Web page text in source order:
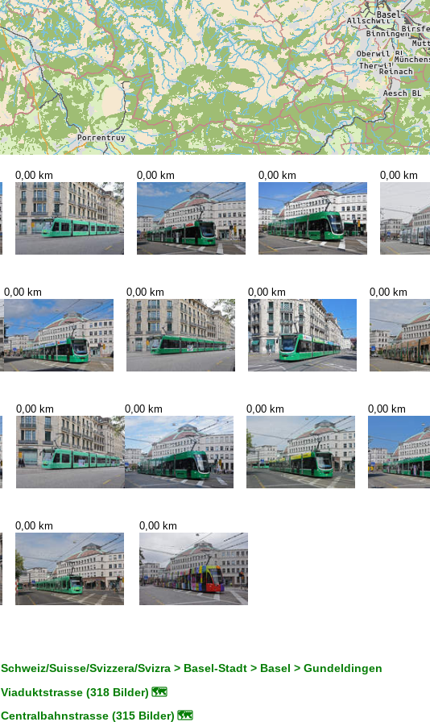
0,00 km 0,00 km 0,00 km 0,00 km
0,00 km 0,00 km 0,00 km 0,00 km
0,00 km 0,00 km 0,00 km 0,00 km
0,00 km 0,00 km
Schweiz/Suisse/Svizzera/Svizra > Basel-Stadt > Basel > Gundeldingen
Viaduktstrasse (318 Bilder) 🗺
Centralbahnstrasse (315 Bilder) 🗺